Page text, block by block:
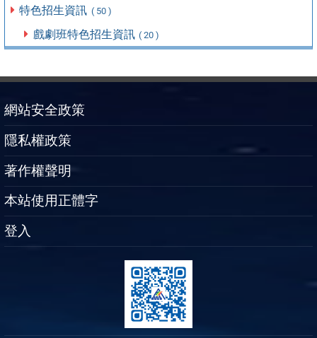
特色招生資訊 ( 50 )
戲劇班特色招生資訊 ( 20 )
網站安全政策
隱私權政策
著作權聲明
本站使用正體字
登入